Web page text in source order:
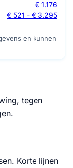
€ 1.176
€ 521 - € 3.295
en kunnen
tegen
Korte lijnen